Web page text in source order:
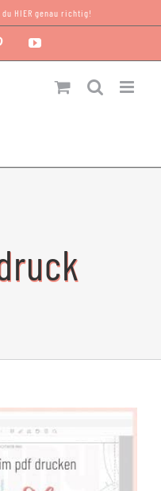
HIER genau richtig!
Pinterest